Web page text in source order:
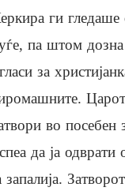
ги
па штом
за
Царот
во посебен
да ја
запалија.